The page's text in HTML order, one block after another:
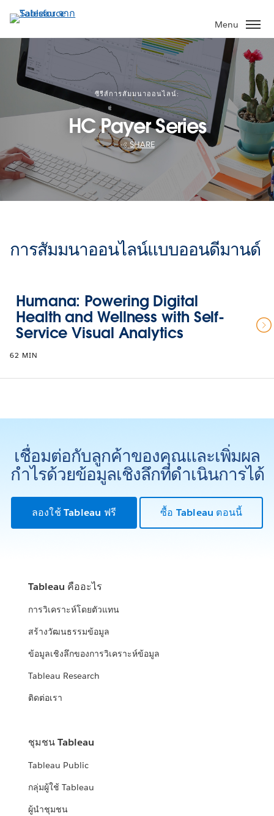
ไป
ที่
เนื้อหา
หลัก
Menu
ซีรีส์การสัมมนาออนไลน์:
HC Payer Series
SHARE
การสัมมนาออนไลน์แบบออนดีมานด์
Humana: Powering Digital
Health and Wellness with Self-
Service Visual Analytics
62 MIN
เชื่อมต่อกับลูกค้าของคุณและเพิ่มผล
กำไรด้วยข้อมูลเชิงลึกที่ดำเนินการได้
ลองใช้ Tableau ฟรี ซื้อ Tableau ตอนนี้
Tableau คืออะไร
การวิเคราะห์โดยตัวแทน
สร้างวัฒนธรรมข้อมูล
ข้อมูลเชิงลึกของการวิเคราะห์ข้อมูล
Tableau Research
ติดต่อเรา
ชุมชน Tableau
Tableau Public
กลุ่มผู้ใช้ Tableau
ผู้นำชุมชน